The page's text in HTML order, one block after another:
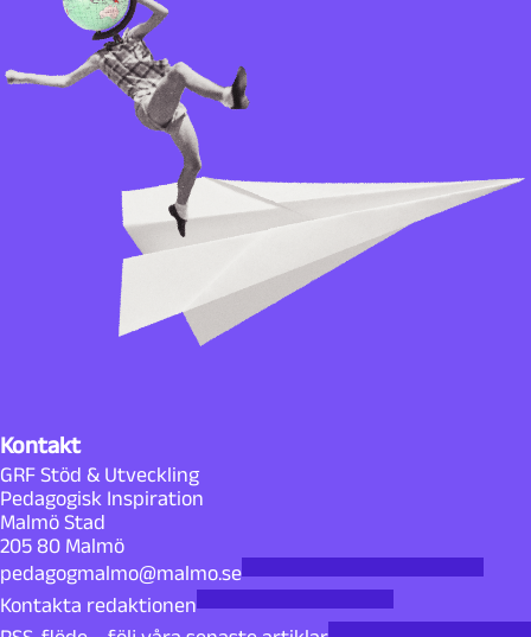
Kontakt
GRF Stöd & Utveckling
Pedagogisk Inspiration
Malmö Stad
205 80 Malmö
pedagogmalmo@malmo.se
Kontakta redaktionen